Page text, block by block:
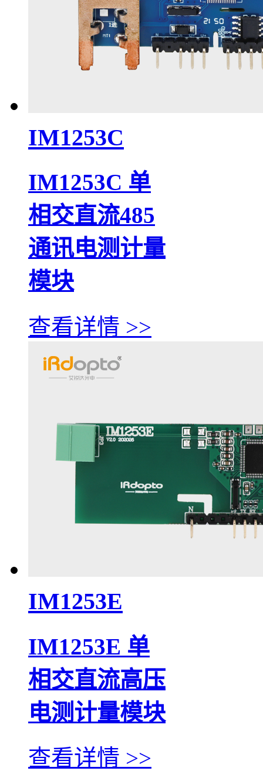
IM1253C
IM1253C 单
相交直流485
通讯电测计量
模块
查看详情 >>
IM1253E
IM1253E 单
相交直流高压
电测计量模块
查看详情 >>